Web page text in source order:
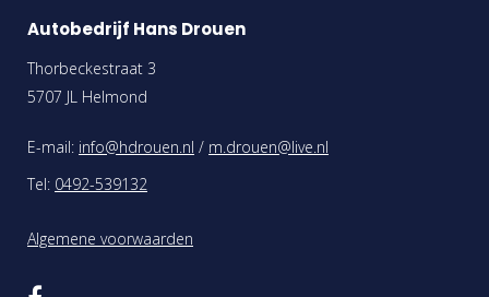
Autobedrijf Hans Drouen
Thorbeckestraat 3
5707 JL Helmond
E-mail: info@hdrouen.nl / m.drouen@live.nl
Tel: 0492-539132
Algemene voorwaarden